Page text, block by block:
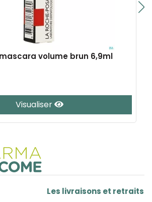
volume brun 6,9ml
Visualiser
Les livraisons et retraits